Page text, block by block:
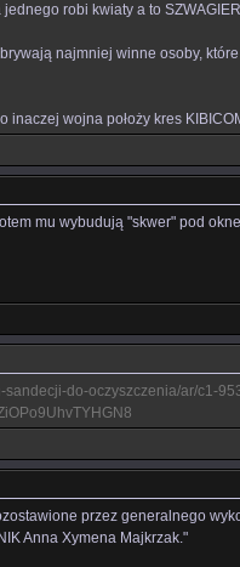
robi kwiaty a to
najmniej winne osoby,
inaczej wojna położy kres
mu wybudują "skwer" pod
do-oczyszczenia/ar/c1-
przez generalnego
Anna Xymena Majkrzak."